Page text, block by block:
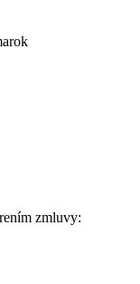
zmluvy: